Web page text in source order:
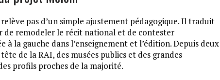
pas d’un simple ajustement pédagogique. Il traduit
remodeler le récit national et de contester
la gauche dans l’enseignement et l’édition. Depuis deux
de la RAI, des musées publics et des grandes
profils proches de la majorité.